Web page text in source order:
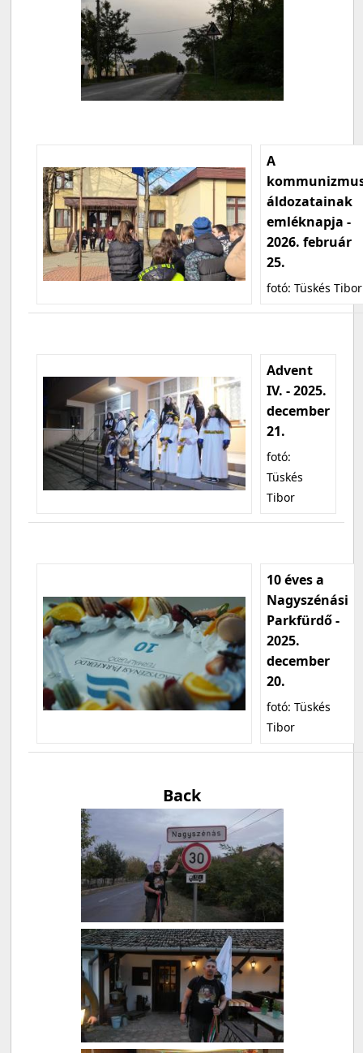
A
áldozatainak
emléknapja -
2026. február
25.
fotó: Tüskés Tibor
Advent
IV. - 2025.
december
21.
fotó:
Tüskés
Tibor
10 éves a
Nagyszénási
Parkfürdő -
2025.
december
20.
fotó: Tüskés
Tibor
Back